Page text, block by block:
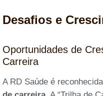
Desafios e
Oportunidades de
Carreira
A RD Saúde é